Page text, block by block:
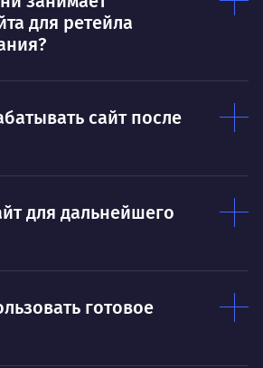
совсем не могу.
О
для ретейла
сайт после
для дальнейшего
готовое